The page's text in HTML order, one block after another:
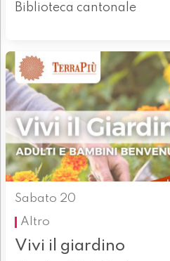
Biblioteca cantonale
Sabato 20
Altro
Vivi il giardino